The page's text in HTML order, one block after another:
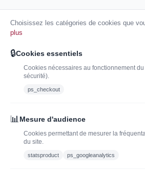
Ajouter au
panier
J'ADOPTEUNVIN
Choisissez les catégories de cookies que
plus
🔒Cookies essentiels
Cookies nécessaires au fonctionnement
sécurité).
ps_checkout
📊 Mesure d'audience
Cookies permettant de mesurer la
du site.
statsproduct ps_googleanalytics